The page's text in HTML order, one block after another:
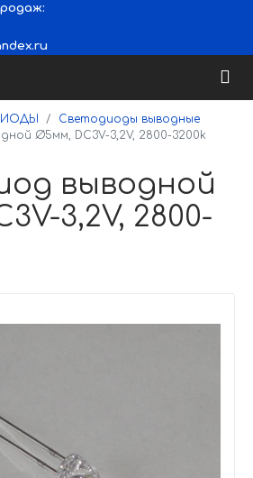
Светодиоды выводные
Ø5мм, DC3V-3,2V, 2800-3200k
выводной
3,2V, 2800-